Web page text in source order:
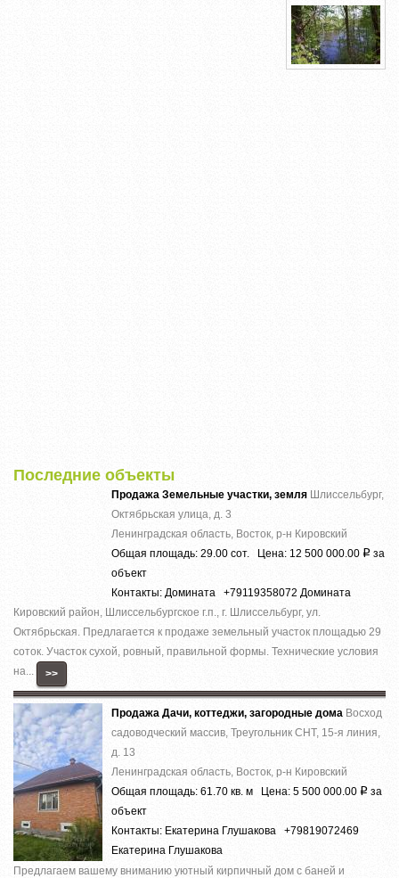
Последние объекты
Продажа Земельные участки, земля Шлиссельбург,
Октябрьская улица, д. 3
Ленинградская область, Восток, р-н Кировский
Общая площадь: 29.00 сот. Цена: 12 500 000.00 Р за
объект
Контакты: Домината +79119358072 Домината
Кировский район, Шлиссельбургское г.п., г. Шлиссельбург, ул.
Октябрьская. Предлагается к продаже земельный участок площадью 29
соток. Участок сухой, ровный, правильной формы. Технические условия
на...
>>
Продажа Дачи, коттеджи, загородные дома Восход
садоводческий массив, Треугольник СНТ, 15-я линия,
д. 13
Ленинградская область, Восток, р-н Кировский
Общая площадь: 61.70 кв. м Цена: 5 500 000.00 Р за
объект
Контакты: Екатерина Глушакова +79819072469
Екатерина Глушакова
Предлагаем вашему вниманию уютный кирпичный дом с баней и